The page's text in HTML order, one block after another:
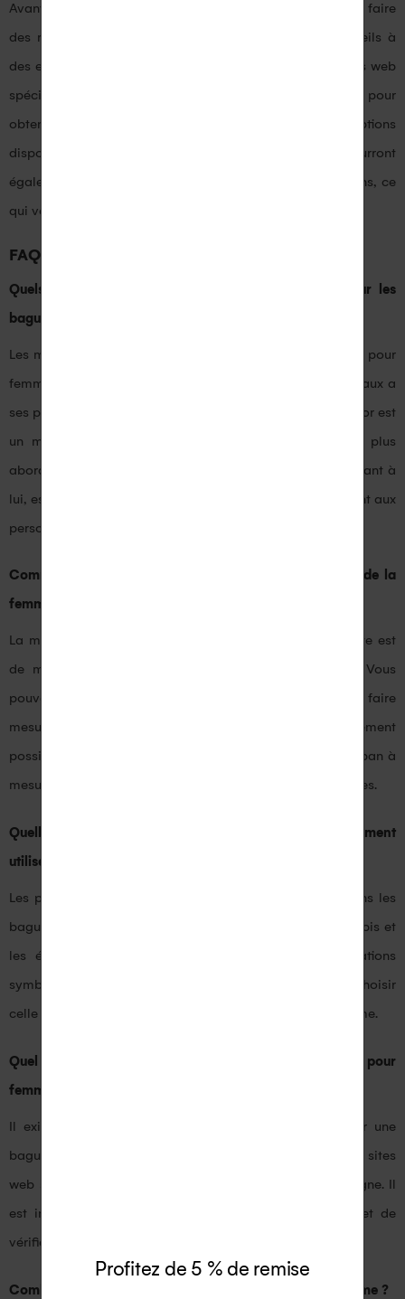
Avant de faire votre choix final, il est toujours judicieux de faire
des recherches approfondies et de demander des conseils à
des experts en bijouterie. Vous pouvez consulter des sites web
spécialisés, des blogs ou même visiter des bijouteries pour
obtenir des informations précieuses sur les différentes options
disponibles. Les professionnels de la bijouterie pourront
également vous guider et répondre à toutes vos questions, ce
qui vous permettra de prendre une décision éclairée.
FAQ
Quels sont les différents types de métaux utilisés pour les
bagues pour femme ?
Les métaux les plus couramment utilisés pour les bagues pour
femme sont l’or, l’argent et le platine. Chacun de ces métaux a
ses propres caractéristiques et avantages. Par exemple, l’or est
un métal précieux et durable, tandis que l’argent est plus
abordable et offre une esthétique élégante. Le platine, quant à
lui, est un métal rare et résistant qui convient parfaitement aux
personnes allergiques aux autres métaux.
Comment puis-je connaître la taille de bague exacte de la
femme à qui je souhaite offrir une bague ?
La meilleure façon de connaître la taille de bague exacte est
de mesurer la taille d’une bague qu’elle porte déjà. Vous
pouvez emprunter discrètement l’une de ses bagues et la faire
mesurer chez un bijoutier professionnel. Il est également
possible de mesurer la taille de la bague à l’aide d’un ruban à
mesurer ou d’un tableau de conversion de tailles de bagues.
Quelles sont les pierres précieuses les plus couramment
utilisées dans les bagues pour femme ?
Les pierres précieuses les plus couramment utilisées dans les
bagues pour femme sont les diamants, les saphirs, les rubis et
les émeraudes. Chaque pierre a ses propres significations
symboliques et esthétiques, il est donc important de choisir
celle qui correspond le mieux à la personnalité de la femme.
Quel est le meilleur endroit pour acheter une bague pour
femme ?
Il existe de nombreux endroits où vous pouvez acheter une
bague pour femme, tels que les bijouteries physiques, les sites
web spécialisés et même les plateformes de vente en ligne. Il
est important de choisir un vendeur réputé et fiable, et de
vérifier les avis des clients avant de faire votre achat.
Combien devrais-je dépenser pour une bague pour femme ?
Profitez de 5 % de remise